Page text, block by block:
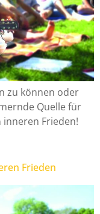
zu können oder
Quelle für
Frieden!
Frieden